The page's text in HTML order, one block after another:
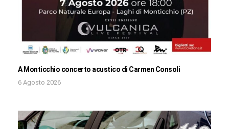
A Monticchio concerto acustico di Carmen Consoli
6 Agosto 2026